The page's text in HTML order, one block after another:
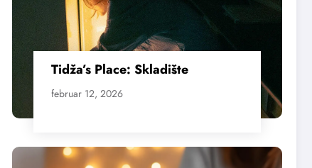
Tidža’s Place: Skladište
februar 12, 2026